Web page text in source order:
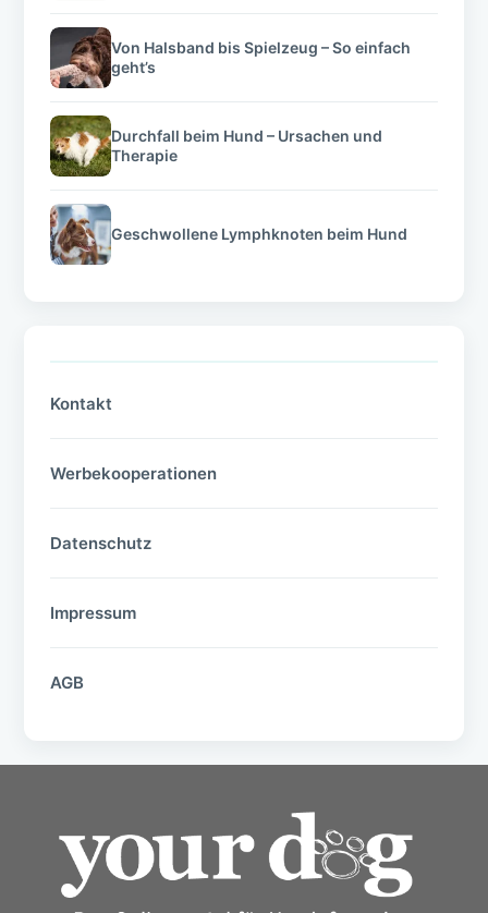
Von Halsband bis Spielzeug – So einfach
geht’s
Durchfall beim Hund – Ursachen und
Therapie
Geschwollene Lymphknoten beim Hund
Kontakt
Werbekooperationen
Datenschutz
Impressum
AGB